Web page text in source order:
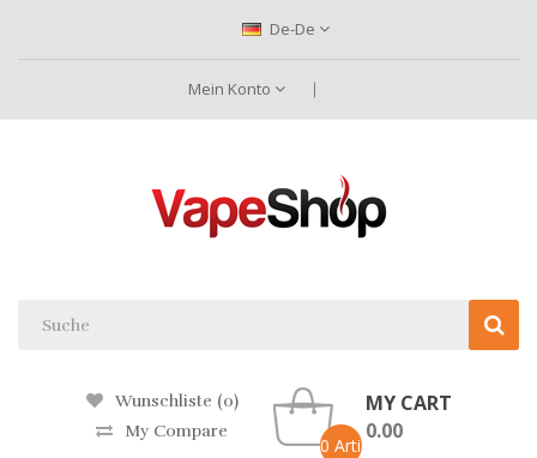
De-De
Mein Konto
Wunschliste (0)
My Compare
0 Artikel -
MY CART
0.00